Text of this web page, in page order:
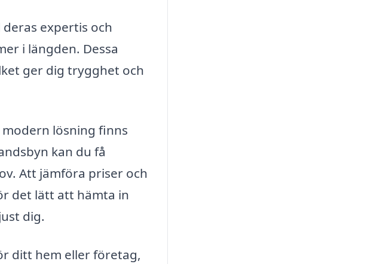
expertis och
i längden. Dessa
ger dig trygghet och
lösning finns
kan du få
Att jämföra priser och
det lätt att hämta in
dig.
ditt hem eller företag,